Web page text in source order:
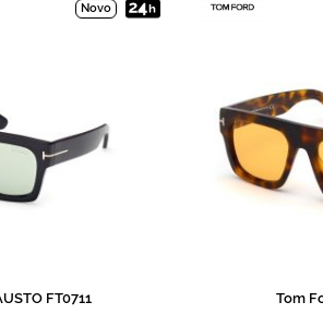
Novo
FT0711 Tom